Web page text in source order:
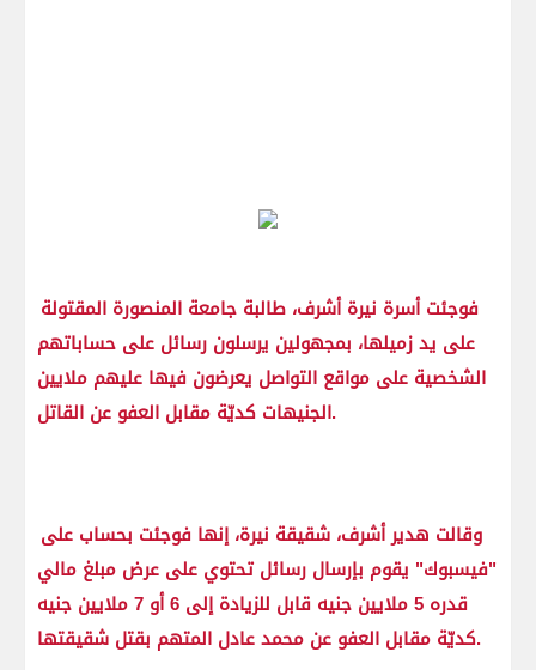
فوجئت أسرة نيرة أشرف، طالبة جامعة المنصورة المقتولة
على يد زميلها، بمجهولين يرسلون رسائل على حساباتهم
الشخصية على مواقع التواصل يعرضون فيها عليهم ملايين
الجنيهات كديّة مقابل العفو عن القاتل.
وقالت هدير أشرف، شقيقة نيرة، إنها فوجئت بحساب على
"فيسبوك" يقوم بإرسال رسائل تحتوي على عرض مبلغ مالي
قدره 5 ملايين جنيه قابل للزيادة إلى 6 أو 7 ملايين جنيه
كديّة مقابل العفو عن محمد عادل المتهم بقتل شقيقتها.